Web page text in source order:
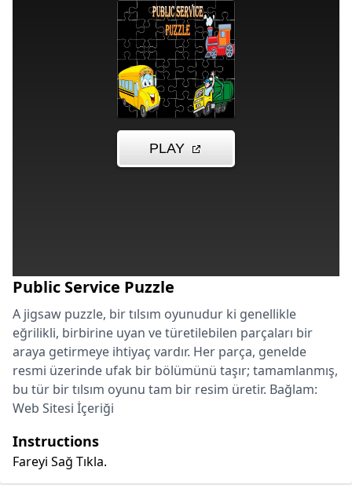
Public Service Puzzle
A jigsaw puzzle, bir tılsım oyunudur ki genellikle
eğrilikli, birbirine uyan ve türetilebilen parçaları bir
araya getirmeye ihtiyaç vardır. Her parça, genelde
resmi üzerinde ufak bir bölümünü taşır; tamamlanmış,
bu tür bir tılsım oyunu tam bir resim üretir. Bağlam:
Web Sitesi İçeriği
Instructions
Fareyi Sağ Tıkla.